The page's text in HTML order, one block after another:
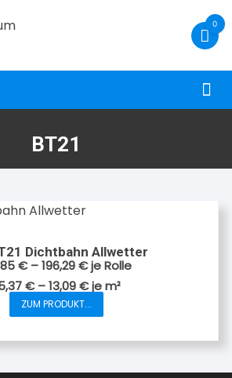
0
BT21
Dichtbahn Allwetter
€–196,29€je Rolle
€–13,09€jem²
ZUM PRODUKT...
Dieses
weist
mehrere